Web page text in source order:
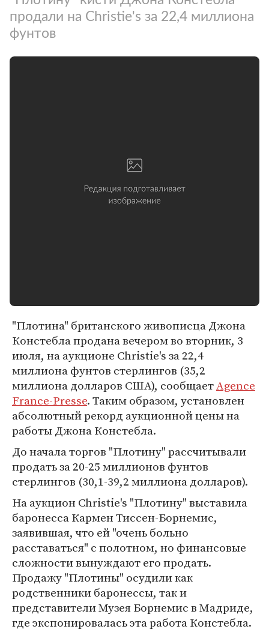
продали на Christie's за 22,4 миллиона
фунтов
"Плотина" британского живописца Джона
Констебла продана вечером во вторник, 3
июля, на аукционе Christie's за 22,4
миллиона фунтов стерлингов (35,2
миллиона долларов США), сообщаетAgence
France-Presse. Таким образом, установлен
абсолютный рекорд аукционной цены на
работы Джона Констебла.
До начала торгов "Плотину" рассчитывали
продать за 20-25 миллионов фунтов
стерлингов (30,1-39,2 миллиона долларов).
На аукцион Christie's "Плотину" выставила
баронесса Кармен Тиссен-Борнемис,
заявившая, что ей "очень больно
расставаться" с полотном, но финансовые
сложности вынуждают его продать.
Продажу "Плотины" осудили как
родственники баронессы, так и
представители Музея Борнемис в Мадриде,
где экспонировалась эта работа Констебла.